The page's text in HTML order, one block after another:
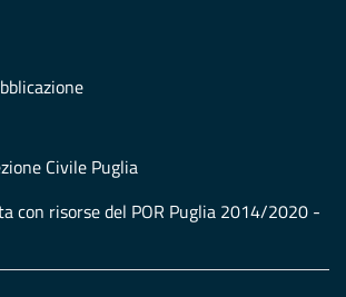
Civile Puglia
con risorse del POR Puglia 2014/2020 -